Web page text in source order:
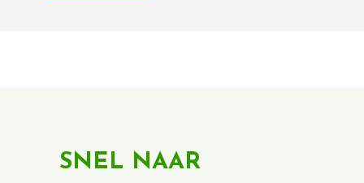
SNEL NAAR